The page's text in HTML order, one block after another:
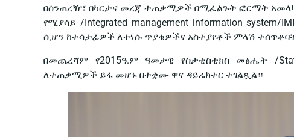
በሰንጠረዥ፣ በካርታና መረጃ ተጠቃሚዎች በሚፈልጉት ፎርማት
የሚያሳይ /Integrated management information
ሲሆን ከተሳታፊዎች ለተነሱ ጥያቄዎችና አስተያየቶች ምላሽ
በመጨረሻም የ2015ዓ.ም ዓመታዊ የስታቲስቲክስ መፅሔት /
ለተጠቃሚዎች ይፋ መሆኑ በተቋሙ ዋና ዳይሬክተር ተገልጿል።